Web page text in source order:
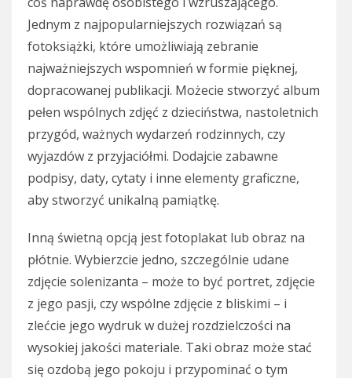
Jednym z najpopularniejszych rozwiązań są
fotoksiążki, które umożliwiają zebranie
najważniejszych wspomnień w formie pięknej,
dopracowanej publikacji. Możecie stworzyć album
pełen wspólnych zdjęć z dzieciństwa, nastoletnich
przygód, ważnych wydarzeń rodzinnych, czy
wyjazdów z przyjaciółmi. Dodajcie zabawne
podpisy, daty, cytaty i inne elementy graficzne,
aby stworzyć unikalną pamiątkę.
Inną świetną opcją jest fotoplakat lub obraz na
płótnie. Wybierzcie jedno, szczególnie udane
zdjęcie solenizanta – może to być portret, zdjęcie
z jego pasji, czy wspólne zdjęcie z bliskimi – i
zlećcie jego wydruk w dużej rozdzielczości na
wysokiej jakości materiale. Taki obraz może stać
się ozdobą jego pokoju i przypominać o tym